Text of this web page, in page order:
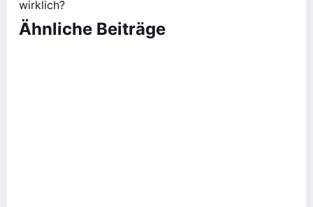
wirklich?
Ähnliche Beiträge